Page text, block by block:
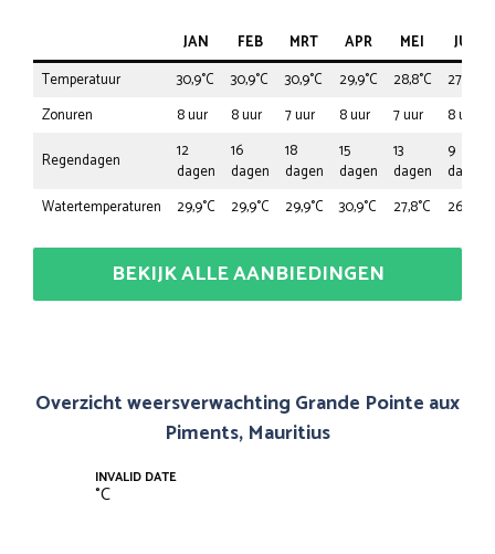
JAN FEB MRT APR MEI
JUN
Temperatuur
30,9°C 30,9°C 30,9°C 29,9°C 28,8°C
27,8°C
Zonuren
8 uur 8 uur 7 uur 8 uur 7 uur
8 uur
Regendagen
12
dagen
16
dagen
18
dagen
15
dagen
13
dagen
9
dagen
Watertemperaturen
29,9°C 29,9°C 29,9°C 30,9°C 27,8°C 26,8°C
BEKIJK ALLE AANBIEDINGEN
Overzicht weersverwachting Grande Pointe aux
Piments, Mauritius
INVALID DATE
°C